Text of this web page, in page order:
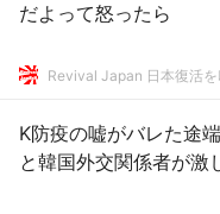
だよって怒ったら
Revival Japan 日本復活を
K防疫の嘘がバレた途
と韓国外交関係者が激